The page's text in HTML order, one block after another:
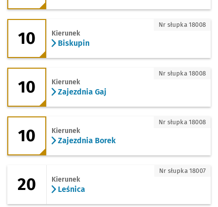
10 - kierunek Biskupin
10 Kierunek
Biskupin
Nr słupka 18008
10 - kierunek Zajezdnia Gaj
10 Kierunek
Zajezdnia Gaj
Nr słupka 18008
10 - kierunek Zajezdnia Borek
10 Kierunek
Zajezdnia Borek
Nr słupka 18008
20 Kierunek
Leśnica
Nr słupka 18007